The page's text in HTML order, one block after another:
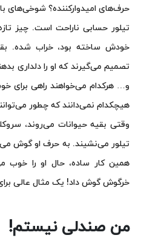
حرف‌های امیدوارکننده؟ شوخی‌های
تیلور حسابی ناراحت است. چیز
خودش ساخته بود، خراب شده.
تصمیم می‌گیرند که او را دلداری
و… هرکدام می‌خواهند راهی برای
هیچکدام نمی‌دانند که چطور
وقتی بقیه حیوانات می‌روند،
تیلور می‌نشیند. به حرف او گوش
همین کار ساده، حال او را خوب
خرگوش گوش داد! یک مثال عالی
من صندلی نیستم!